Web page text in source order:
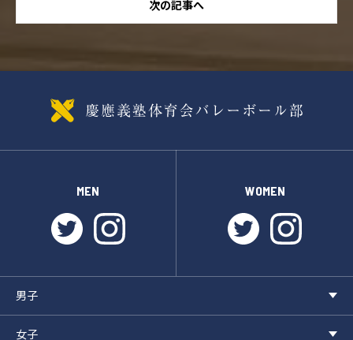
次の記事へ
MEN
twitterinstagram
WOMEN
twitter
男子
女子